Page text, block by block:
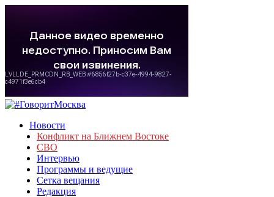
Новости
Конфликт на Ближнем Востоке
СВО
Интервью
Программы и ведущие
Сетка вещания
Редакция